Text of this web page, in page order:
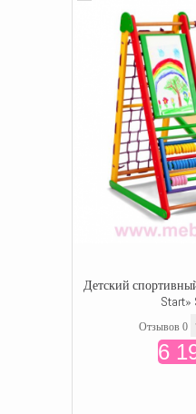
Детский
Start»
Отзывов 0
6